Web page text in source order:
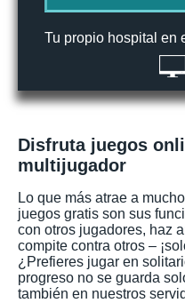
Tu propio hospital en
Disfruta juegos
multijugador
Lo que más atrae a
juegos gratis son sus
con otros jugadores, haz
compite contra otros –
¿Prefieres jugar en
progreso no se guarda
también en nuestros